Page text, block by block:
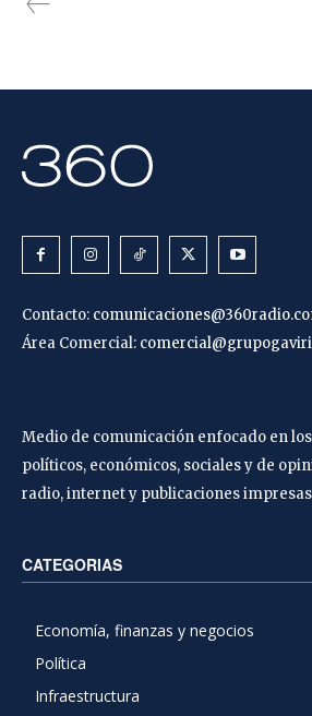
Contacto:
Área Comercial:
Medio de comunicación enfocado en
políticos, económicos, sociales y de
radio, internet y publicaciones
CATEGORIAS
Economía, finanzas y negocios
Política
Infraestructura